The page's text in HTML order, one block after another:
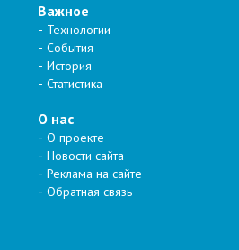
Важное
Технологии
События
История
Статистика
О нас
О проекте
Новости сайта
Реклама на сайте
Обратная связь